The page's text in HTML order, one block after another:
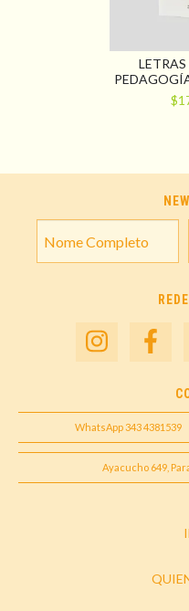
WhatsApp 343 4381539
Ayacucho 649,